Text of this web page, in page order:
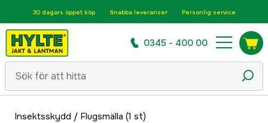
30 dagars öppet köp Snabba leveranser Personlig service
0345 - 400 00
Insektsskydd / Flugsmälla (1 st)